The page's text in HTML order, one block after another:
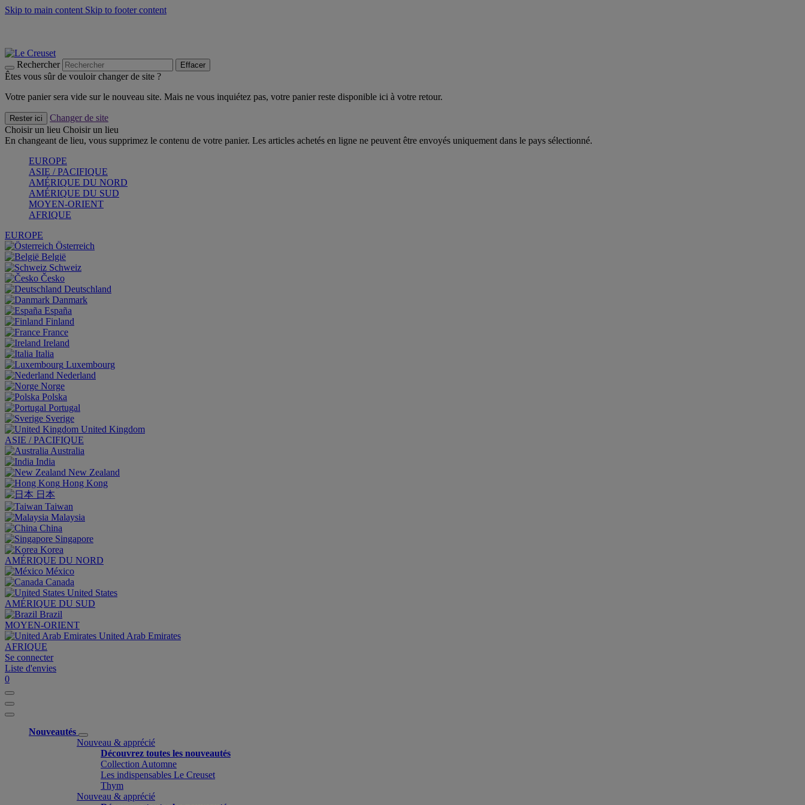
Skip to main content Skip to footer content
Rechercher Effacer
Êtes vous sûr de vouloir changer de site ?
Votre panier sera vide sur le nouveau site. Mais ne vous inquiétez pas, votre panier reste disponible ici à votre retour.
Rester ici
Changer de site
Choisir un lieu Choisir un lieu
En changeant de lieu, vous supprimez le contenu de votre panier. Les articles achetés en ligne ne peuvent être envoyés uniquement dans le pays sélectionné.
EUROPE
ASIE / PACIFIQUE
AMÉRIQUE DU NORD
AMÉRIQUE DU SUD
MOYEN-ORIENT
AFRIQUE
EUROPE
Österreich
België
Schweiz
Česko
Deutschland
Danmark
España
Finland
France
Ireland
Italia
Luxembourg
Nederland
Norge
Polska
Portugal
Sverige
United Kingdom
ASIE / PACIFIQUE
Australia
India
New Zealand
Hong Kong
日本
Taiwan
Malaysia
China
Singapore
Korea
AMÉRIQUE DU NORD
México
Canada
United States
AMÉRIQUE DU SUD
Brazil
MOYEN-ORIENT
United Arab Emirates
AFRIQUE
Se connecter
Liste d'envies
0
Nouveautés
Nouveau & apprécié
Découvrez toutes les nouveautés
Collection Automne
Les indispensables Le Creuset
Thym
Nouveau & apprécié